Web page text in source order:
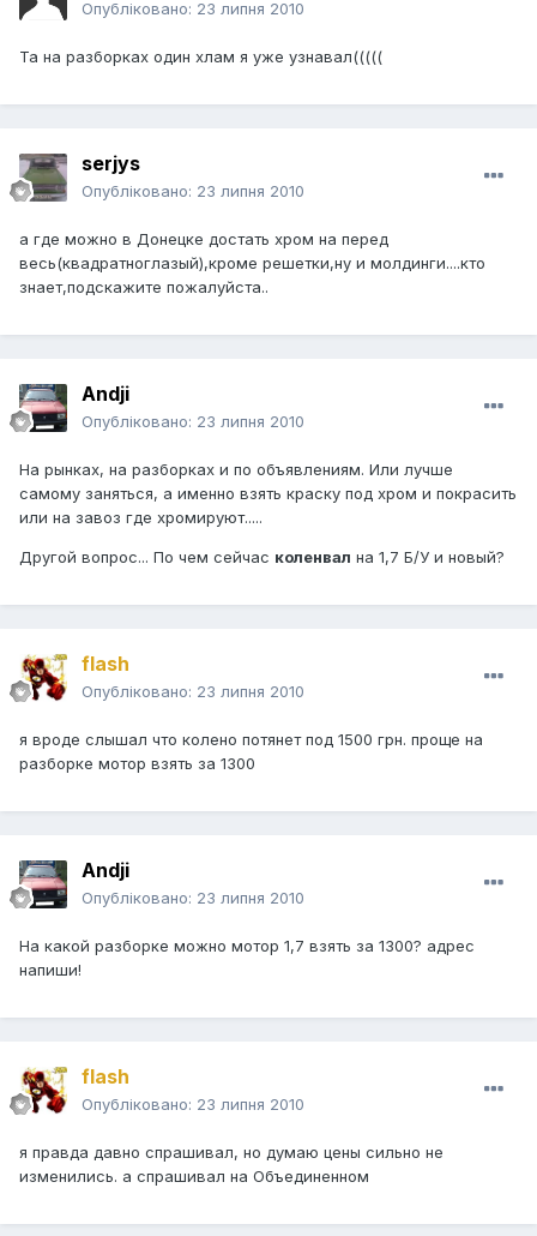
Опубліковано: 23 липня 2010
Та на разборках один хлам я уже узнавал(((((
serjys
Опубліковано: 23 липня 2010
а где можно в Донецке достать хром на перед
весь(квадратноглазый),кроме решетки,ну и молдинги....кто
знает,подскажите пожалуйста..
Andji
Опубліковано: 23 липня 2010
На рынках, на разборках и по объявлениям. Или лучше
самому заняться, а именно взять краску под хром и покрасить
или на завоз где хромируют.....
Другой вопрос... По чем сейчас коленвал на 1,7 Б/У и новый?
flash
Опубліковано: 23 липня 2010
я вроде слышал что колено потянет под 1500 грн. проще на
разборке мотор взять за 1300
Andji
Опубліковано: 23 липня 2010
На какой разборке можно мотор 1,7 взять за 1300? адрес
напиши!
flash
Опубліковано: 23 липня 2010
я правда давно спрашивал, но думаю цены сильно не
изменились. а спрашивал на Объединенном